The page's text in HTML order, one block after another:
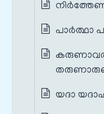
പാര്‍ത്ഥാ
യദാ